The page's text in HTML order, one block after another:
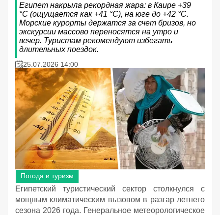
Египет накрыла рекордная жара: в Каире +39
°C (ощущается как +41 °C), на юге до +42 °C.
Морские курорты держатся за счет бризов, но
экскурсии массово переносятся на утро и
вечер. Туристам рекомендуют избегать
длительных поездок.
25.07.2026 14:00
Погода и туризм
Египетский туристический сектор столкнулся с
мощным климатическим вызовом в разгар летнего
сезона 2026 года. Генеральное метеорологическое